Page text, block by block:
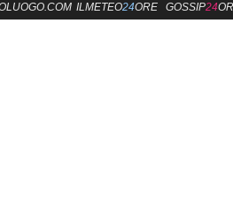
ILMETEO24ORE GOSSIP24